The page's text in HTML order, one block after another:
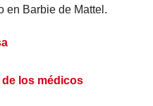
en Barbie de Mattel.
los médicos